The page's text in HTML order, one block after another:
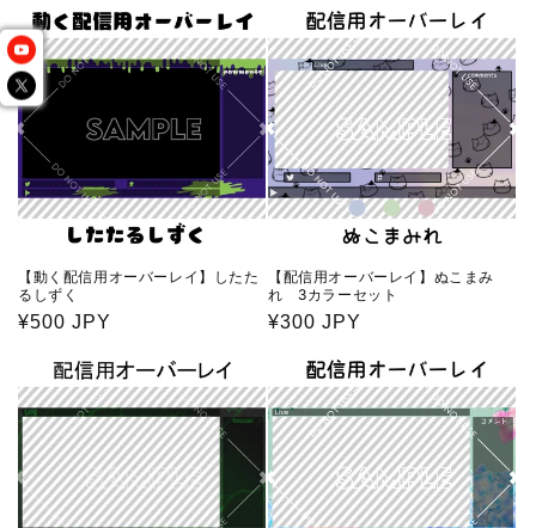
価
格
格
【動く配信用オーバーレイ】したた
るしずく
通
格
¥500 JPY
【配信用オーバーレイ】ぬこまみ
れ 3カラーセット
通
格
¥300 JPY